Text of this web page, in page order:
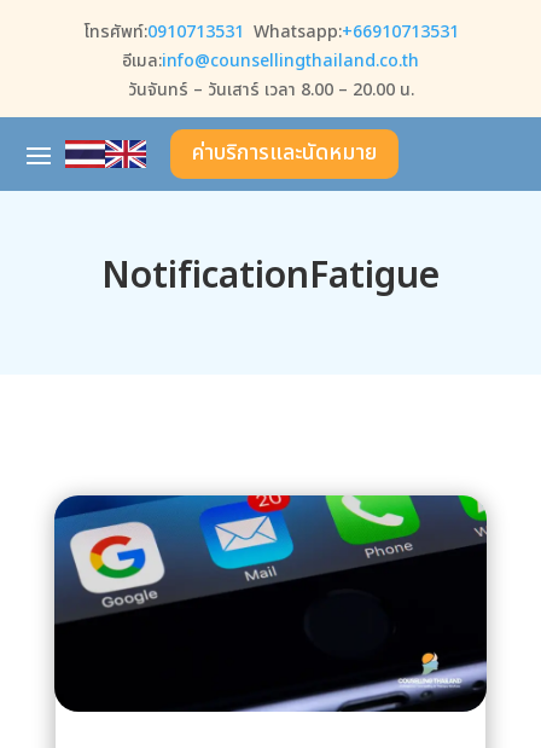
โทรศัพท์:0910713531 Whatsapp:+66910713531
อีเมล:info@counsellingthailand.co.th
วันจันทร์ – วันเสาร์ เวลา 8.00 – 20.00 น.
ค่าบริการและนัดหมาย
NotificationFatigue